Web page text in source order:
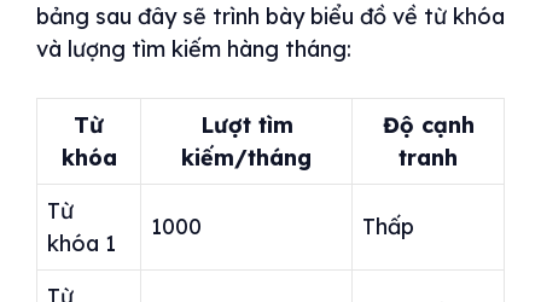
bảng sau đây sẽ trình bày biểu đồ về từ khóa
và lượng tìm kiếm hàng tháng:
Từ
khóa
Lượt tìm
kiếm/tháng
Độ cạnh
tranh
Từ
khóa 1
1000 Thấp